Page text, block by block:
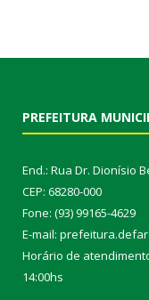
PREFEITURA
End.: Rua Dr. Dionísio
CEP: 68280-000
Fone: (93) 99165-4629
E-mail:
Horário de
14:00hs